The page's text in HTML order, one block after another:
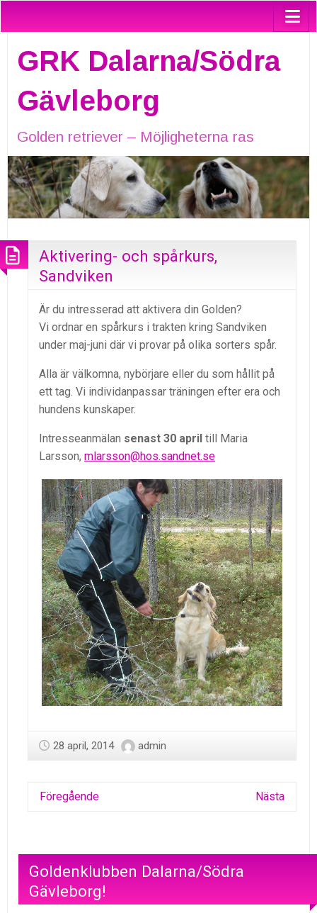
GRK Dalarna/Södra
Gävleborg
Golden retriever – Möjligheterna ras
Aktivering- och spårkurs,
Sandviken
Är du intresserad att aktivera din Golden?
Vi ordnar en spårkurs i trakten kring Sandviken
under maj-juni där vi provar på olika sorters spår.
Alla är välkomna, nybörjare eller du som hållit på
ett tag. Vi individanpassar träningen efter era och
hundens kunskaper.
Intresseanmälan senast 30 april till Maria
Larsson, mlarsson@hos.sandnet.se
28 april, 2014 admin
Föregående Nästa
Goldenklubben Dalarna/Södra
Gävleborg!